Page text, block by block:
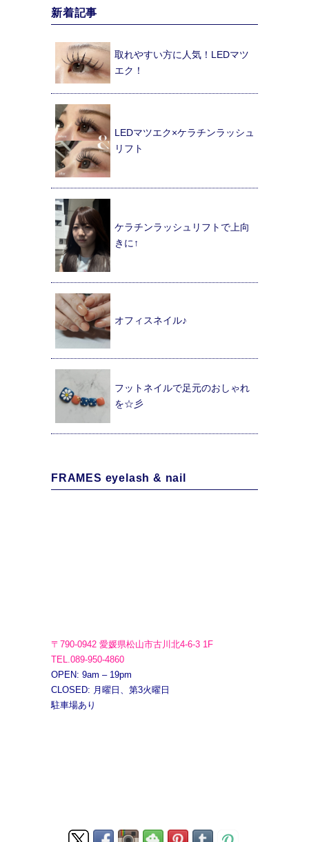
新着記事
取れやすい方に人気！LEDマツ
エク！
LEDマツエク×ケラチンラッシュ
リフト
ケラチンラッシュリフトで上向
きに↑
オフィスネイル♪
フットネイルで足元のおしゃれ
を☆彡
FRAMES eyelash & nail
〒790-0942 愛媛県松山市古川北4-6-3 1F
TEL.089-950-4860
OPEN: 9am – 19pm
CLOSED: 月曜日、第3火曜日
駐車場あり